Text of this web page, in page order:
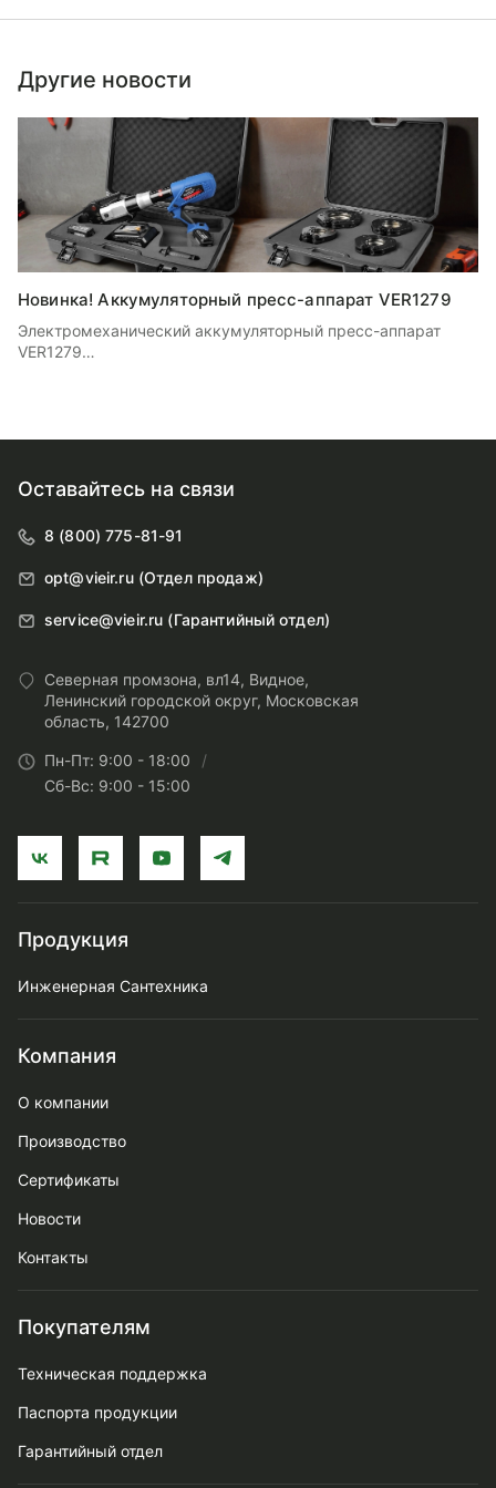
Другие новости
Новинка! Аккумуляторный пресс-аппарат VER1279
Электромеханический аккумуляторный пресс-аппарат
VER1279
Оставайтесь на связи
8 (800) 775-81-91
opt@vieir.ru (Отдел продаж)
service@vieir.ru (Гарантийный отдел)
Северная промзона, вл14, Видное,
Ленинский городской округ, Московская
область, 142700
Пн-Пт: 9:00 - 18:00
Сб-Вс: 9:00 - 15:00
Продукция
Инженерная Сантехника
Компания
О компании
Производство
Сертификаты
Новости
Контакты
Покупателям
Техническая поддержка
Паспорта продукции
Гарантийный отдел